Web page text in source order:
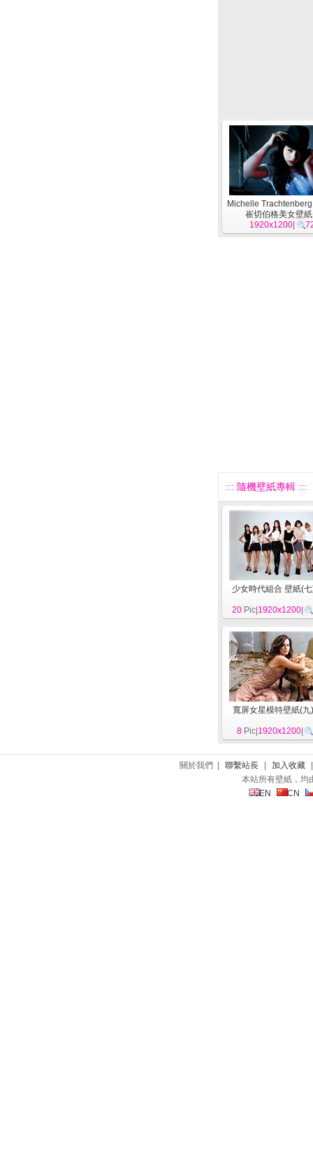
Michelle Trachtenberg
崔切伯格美女壁
1920x1200
::: 隨機壁紙專輯 :::
少女時代組合 壁紙(
20 Pic| 1920x1200
寬屏女星模特壁紙(九
8 Pic| 1920x1200
關於我們 | 聯繫站長 加入收藏
本站所有壁紙，均
EN
CN